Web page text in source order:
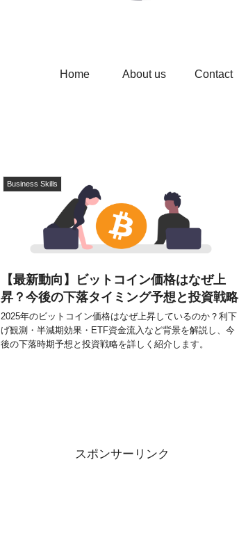
Home About us Contact
Business Skills
【最新動向】ビットコイン価格はなぜ上
昇？今後の下落タイミング予想と投資戦略
2025年のビットコイン価格はなぜ上昇しているのか？利下
げ観測・半減期効果・ETF資金流入など背景を解説し、今
後の下落時期予想と投資戦略を詳しく紹介します。
スポンサーリンク